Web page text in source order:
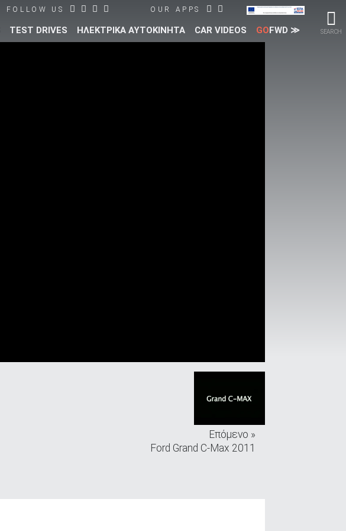
SEARCH
FOLLOW US OUR APPS
TEST DRIVES ΗΛΕΚΤΡΙΚΑ ΑΥΤΟΚΙΝΗΤΑ CAR VIDEOS GOFWD ≫
Επόμενο »
Ford Grand C-Max 2011